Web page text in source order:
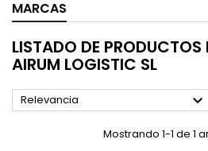
MARCAS
LISTADO DE
AIRUM LOGISTIC SL
Relevancia 
Mostrando 1-1 de 1